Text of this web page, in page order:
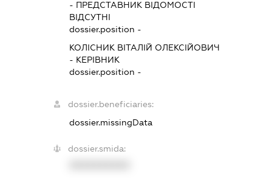
- ПРЕДСТАВНИК ВІДОМОСТІ
ВІДСУТНІ
dossier.position -
КОЛІСНИК ВІТАЛІЙ ОЛЕКСІЙОВИЧ
- КЕРІВНИК
dossier.position -
dossier.beneficiaries:
dossier.missingData
dossier.smida: